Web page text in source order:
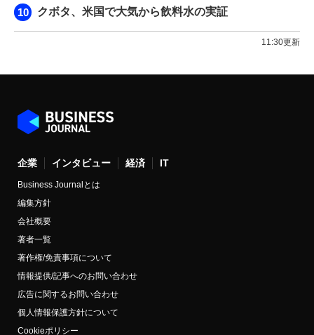
クボタ、米国で大気から飲料水の実証
11:30更新
企業 インタビュー 経済 IT
Business Journalとは
編集方針
会社概要
著者一覧
著作権/免責事項について
情報提供/記事へのお問い合わせ
広告に関するお問い合わせ
個人情報保護方針について
Cookieポリシー